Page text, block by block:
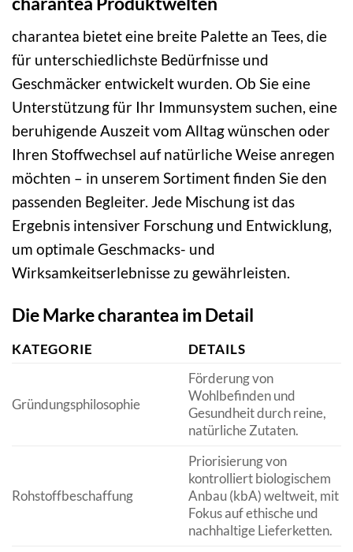
charantea bietet eine breite Palette an Tees, die
für unterschiedlichste Bedürfnisse und
Geschmäcker entwickelt wurden. Ob Sie eine
Unterstützung für Ihr Immunsystem suchen, eine
beruhigende Auszeit vom Alltag wünschen oder
Ihren Stoffwechsel auf natürliche Weise anregen
möchten – in unserem Sortiment finden Sie den
passenden Begleiter. Jede Mischung ist das
Ergebnis intensiver Forschung und Entwicklung,
um optimale Geschmacks- und
Wirksamkeitserlebnisse zu gewährleisten.
Die Marke charantea im Detail
KATEGORIE DETAILS
Gründungsphilosophie
Förderung von
Wohlbefinden und
Gesundheit durch reine,
natürliche Zutaten.
Rohstoffbeschaffung
Priorisierung von
kontrolliert biologischem
Anbau (kbA) weltweit, mit
Fokus auf ethische und
nachhaltige Lieferketten.